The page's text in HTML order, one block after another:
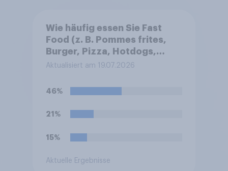
Wie häufig essen Sie Fast
Food (z. B. Pommes frites,
Burger, Pizza, Hotdogs,
Chicken Nuggets oder
Aktualisiert am 19.07.2026
46%
21%
15%
Aktuelle Ergebnisse